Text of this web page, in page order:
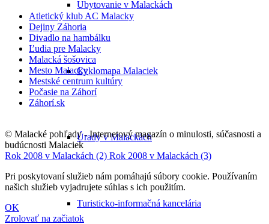
Ubytovanie v Malackách
Cyklomapa Malaciek
Úrady v Malackách
Turisticko-informačná kancelária
Atletický klub AC Malacky
Dejiny Záhoria
Divadlo na hambálku
Ľudia pre Malacky
Malacká šošovica
Mesto Malacky
Mestské centrum kultúry
Počasie na Záhorí
Záhorí.sk
© Malacké pohľady - Internetový magazín o minulosti, súčasnosti a
budúcnosti Malaciek
Rok 2008 v Malackách (2) Rok 2008 v Malackách (3)
Pri poskytovaní služieb nám pomáhajú súbory cookie. Používaním
našich služieb vyjadrujete súhlas s ich použitím.
OK
Zrolovať na začiatok